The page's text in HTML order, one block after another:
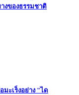
งของธรรมชาติ
มะเร็งอย่าง "ได